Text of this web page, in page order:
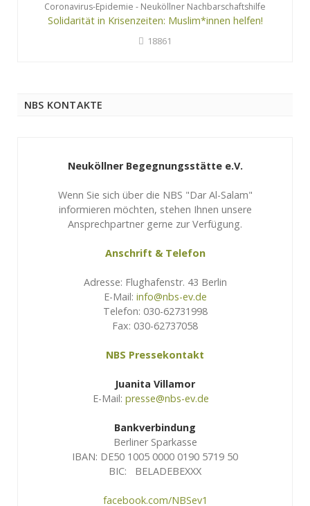
Coronavirus-Epidemie - Neuköllner Nachbarschaftshilfe
Solidarität in Krisenzeiten: Muslim*innen helfen!
18861
NBS KONTAKTE
Neuköllner Begegnungsstätte e.V.
Wenn Sie sich über die NBS "Dar Al-Salam"
informieren möchten, stehen Ihnen unsere
Ansprechpartner gerne zur Verfügung.
Anschrift & Telefon
Adresse: Flughafenstr. 43 Berlin
E-Mail: info@nbs-ev.de
Telefon: 030-62731998
Fax: 030-62737058
NBS Pressekontakt
Juanita Villamor
E-Mail: presse@nbs-ev.de
Bankverbindung
Berliner Sparkasse
IBAN: DE50 1005 0000 0190 5719 50
BIC: BELADEBEXXX
facebook.com/NBSev1